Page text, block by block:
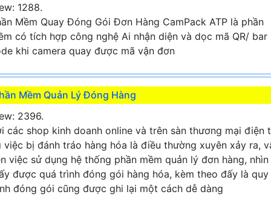
1288.
Mềm Quay Đóng Gói Đơn Hàng CamPack ATP là phần
có tích hợp công nghệ Ai nhận diện và dọc mã QR/ bar
khi camera quay được mã vận đơn
Mềm Quản Lý Đóng Hàng
2396.
các shop kinh doanh online và trên sàn thương mại điện
việc bị đánh tráo hàng hóa là điều thường xuyên xảy ra,
việc sử dụng hệ thống phần mềm quản lý đơn hàng, nhìn
được quá trình đóng gói hàng hóa, kèm theo đấy là quy
đóng gói cũng được ghi lại một cách dễ dàng